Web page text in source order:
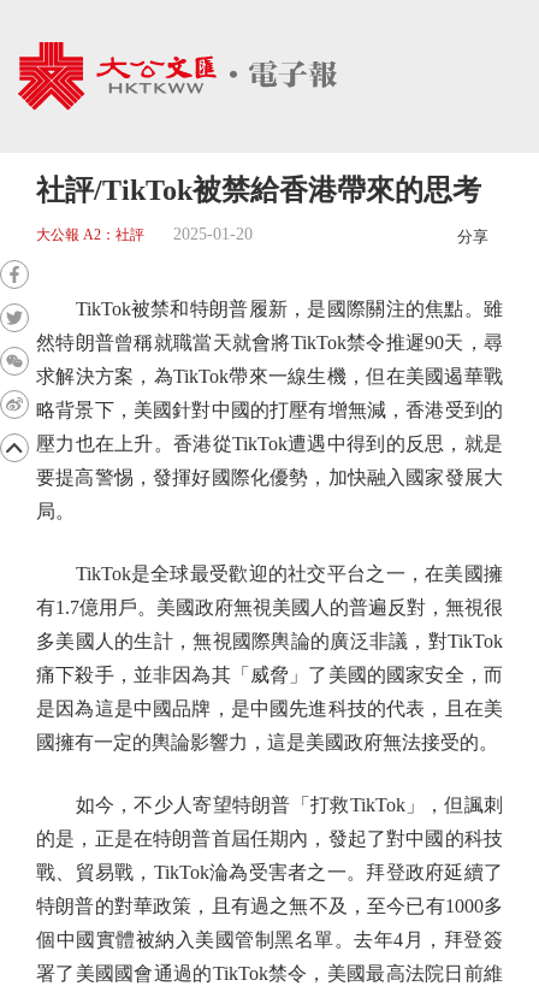
社評/TikTok被禁給香港帶來的思考
大公報 A2：社評 2025-01-20 分享
TikTok被禁和特朗普履新，是國際關注的焦點。雖
然特朗普曾稱就職當天就會將TikTok禁令推遲90天，尋
求解決方案，為TikTok帶來一線生機，但在美國遏華戰
略背景下，美國針對中國的打壓有增無減，香港受到的
壓力也在上升。香港從TikTok遭遇中得到的反思，就是
要提高警惕，發揮好國際化優勢，加快融入國家發展大
局。
TikTok是全球最受歡迎的社交平台之一，在美國擁
有1.7億用戶。美國政府無視美國人的普遍反對，無視很
多美國人的生計，無視國際輿論的廣泛非議，對TikTok
痛下殺手，並非因為其「威脅」了美國的國家安全，而
是因為這是中國品牌，是中國先進科技的代表，且在美
國擁有一定的輿論影響力，這是美國政府無法接受的。
如今，不少人寄望特朗普「打救TikTok」，但諷刺
的是，正是在特朗普首屆任期內，發起了對中國的科技
戰、貿易戰，TikTok淪為受害者之一。拜登政府延續了
特朗普的對華政策，且有過之無不及，至今已有1000多
個中國實體被納入美國管制黑名單。去年4月，拜登簽
署了美國國會通過的TikTok禁令，美國最高法院日前維